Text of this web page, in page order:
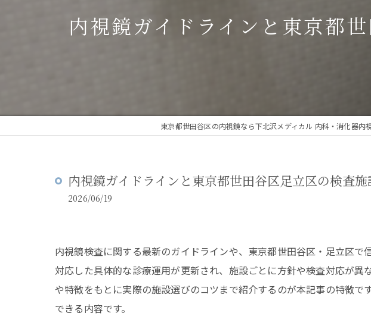
ピロリ菌について 大腸カメラ検査
内視鏡ガイドラインと東京都
東京都世田谷区の内視鏡なら下北沢メディカル 内科・消化器内
内視鏡ガイドラインと東京都世田谷区足立区の検査
2026/06/19
内視鏡検査に関する最新のガイドラインや、東京都世田谷区・足立区
対応した具体的な診療運用が更新され、施設ごとに方針や検査対応が
や特徴をもとに実際の施設選びのコツまで紹介するのが本記事の特徴
できる内容です。